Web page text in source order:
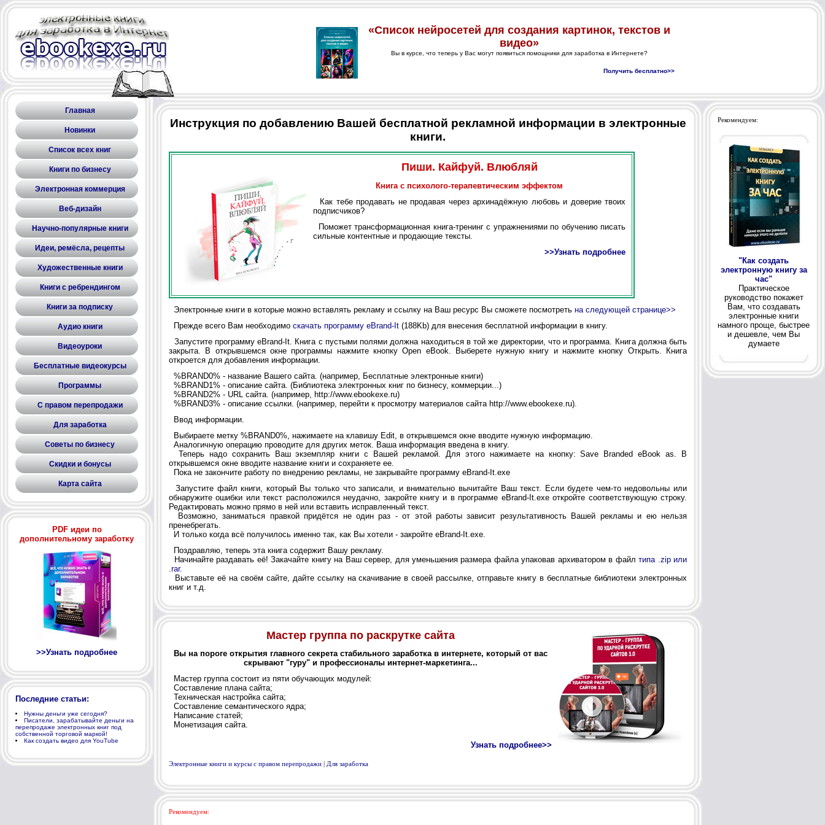
Главная
Новинки
Список всех книг
Книги по бизнесу
Электронная коммерция
Веб-дизайн
Научно-популярные книги
Идеи, ремёсла, рецепты
Художественные книги
Книги с ребрендингом
Книги за подписку
Аудио книги
Видеоуроки
Бесплатные видеокурсы
Программы
С правом перепродажи
Для заработка
Советы по бизнесу
Скидки и бонусы
Карта сайта
PDF идеи по
дополнительному заработку
>>Узнать подробнее
Последние статьи:
Нужны деньги уже сегодня?
Писатели, зарабатывайте деньги на
перепродаже электронных книг под
собственной торговой маркой!
Как создать видео для YouTube
Инструкция по добавлению Вашей бесплатной рекламной информации в электронные
книги.
Пиши. Кайфуй. Влюбляй
Книга с психолого-терапевтическим эффектом
Как тебе продавать не продавая через архинадёжную любовь и доверие твоих
подписчиков?
Поможет трансформационная книга-тренинг с упражнениями по обучению писать
сильные контентные и продающие тексты.
>>Узнать подробнее
Электронные книги в которые можно вставлять рекламу и ссылку на Ваш ресурс Вы сможете посмотреть на следующей странице>>
Прежде всего Вам необходимо скачать программу eBrand-It (188Kb) для внесения бесплатной информации в книгу.
Запустите программу eBrand-It. Книга с пустыми полями должна находиться в той же директории, что и программа. Книга должна быть
закрыта. В открывшемся окне программы нажмите кнопку Open eBook. Выберете нужную книгу и нажмите кнопку Открыть. Книга
откроется для добавления информации.
%BRAND0% - название Вашего сайта. (например, Бесплатные электронные книги)
%BRAND1% - описание сайта. (Библиотека электронных книг по бизнесу, коммерции...)
%BRAND2% - URL сайта. (например, http://www.ebookexe.ru)
%BRAND3% - описание ссылки. (например, перейти к просмотру материалов сайта http://www.ebookexe.ru).
Ввод информации.
Выбираете метку %BRAND0%, нажимаете на клавишу Edit, в открывшемся окне вводите нужную информацию.
Аналогичную операцию проводите для других меток. Ваша информация введена в книгу.
Теперь надо сохранить Ваш экземпляр книги с Вашей рекламой. Для этого нажимаете на кнопку: Save Branded eBook as. В
открывшемся окне вводите название книги и сохраняете ее.
Пока не закончите работу по внедрению рекламы, не закрывайте программу eBrand-It.exe
Запустите файл книги, который Вы только что записали, и внимательно вычитайте Ваш текст. Если будете чем-то недовольны или
обнаружите ошибки или текст расположился неудачно, закройте книгу и в программе eBrand-It.exe откройте соответствующую строку.
Редактировать можно прямо в ней или вставить исправленный текст.
Возможно, заниматься правкой придётся не один раз - от этой работы зависит результативность Вашей рекламы и ею нельзя
пренебрегать.
И только когда всё получилось именно так, как Вы хотели - закройте eBrand-It.exe.
Поздравляю, теперь эта книга содержит Вашу рекламу.
Начинайте раздавать её! Закачайте книгу на Ваш сервер, для уменьшения размера файла упаковав архиватором в файлтипа .zip или
.rar.
Выставьте её на своём сайте, дайте ссылку на скачивание в своей рассылке, отправьте книгу в бесплатные библиотеки электронных
книг и т.д.
Мастер группа по раскрутке сайта
Вы на пороге открытия главного секрета стабильного заработка в интернете, который от вас
скрывают "гуру" и профессионалы интернет-маркетинга...
Мастер группа состоит из пяти обучающих модулей:
Составление плана сайта;
Техническая настройка сайта;
Составление семантического ядра;
Написание статей;
Монетизация сайта.
Узнать подробнее>>
Электронные книги и курсы с правом перепродажи Для заработка
Рекомендуем:
Рекомендуем:
"Как создать
электронную книгу за
час"
Практическое
руководство покажет
Вам, что создавать
электронные книги
намного проще, быстрее
и дешевле, чем Вы
думаете